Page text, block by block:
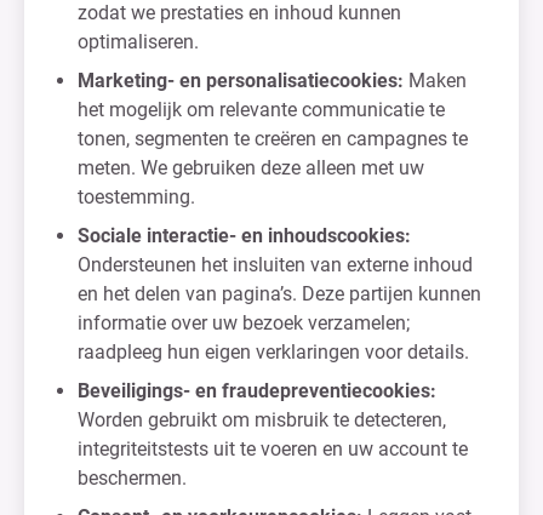
zodat we prestaties en inhoud kunnen
optimaliseren.
Marketing- en personalisatiecookies: Maken
het mogelijk om relevante communicatie te
tonen, segmenten te creëren en campagnes te
meten. We gebruiken deze alleen met uw
toestemming.
Sociale interactie- en inhoudscookies:
Ondersteunen het insluiten van externe inhoud
en het delen van pagina’s. Deze partijen kunnen
informatie over uw bezoek verzamelen;
raadpleeg hun eigen verklaringen voor details.
Beveiligings- en fraudepreventiecookies:
Worden gebruikt om misbruik te detecteren,
integriteitstests uit te voeren en uw account te
beschermen.